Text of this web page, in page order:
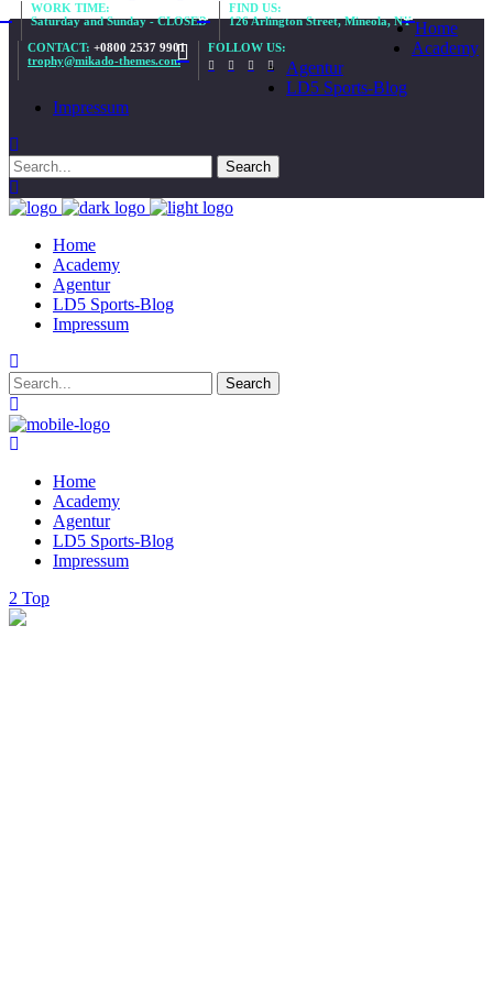
WORK TIME:
Saturday and Sunday - CLOSED
FIND US:
126 Arlington Street, Mineola, NY
CONTACT: +0800 2537 9901
trophy@mikado-themes.com
FOLLOW US:
Home
Academy
Agentur
LD5 Sports-Blog
Impressum
Home
Academy
Agentur
LD5 Sports-Blog
Impressum
Home
Academy
Agentur
LD5 Sports-Blog
Impressum
Top